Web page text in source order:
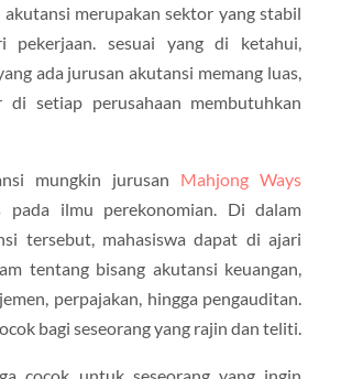
merupakan sektor yang stabil
pekerjaan. sesuai yang di ketahui,
ada jurusan akutansi memang luas,
di setiap perusahaan membutuhkan
mungkin jurusan Mahjong Ways
pada ilmu perekonomian. Di dalam
tersebut, mahasiswa dapat di ajari
tentang bisang akutansi keuangan,
perpajakan, hingga pengauditan.
bagi seseorang yang rajin dan teliti.